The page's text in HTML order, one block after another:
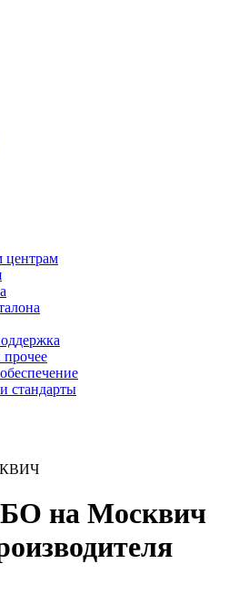
центрам
стандарты
на Москвич